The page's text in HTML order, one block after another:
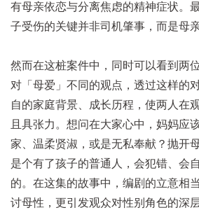
有母亲依恋与分离焦虑的精神症状。
子受伤的关键并非司机肇事，而是母
然而在这桩案件中，同时可以看到两
对「母爱」不同的观点，透过这样的
自的家庭背景、成长历程，使两人在
且具张力。想问在大家心中，妈妈应
家、温柔贤淑，或是无私奉献？抛开
是个有了孩子的普通人，会犯错、会
的。在这集的故事中，编剧的立意相
讨母性，更引发观众对性别角色的深层